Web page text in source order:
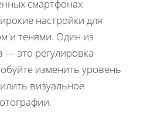
смартфонах
настройки для
и тенями. Один из
— это регулировка
изменить уровень
визуальное